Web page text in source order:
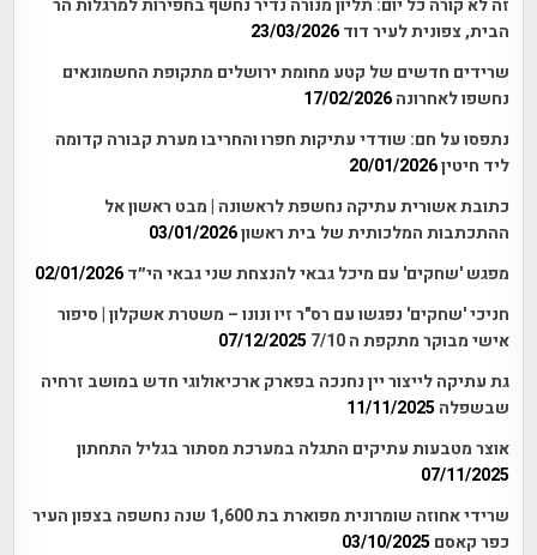
זה לא קורה כל יום: תליון מנורה נדיר נחשף בחפירות למרגלות הר
הבית, צפונית לעיר דוד 23/03/2026
שרידים חדשים של קטע מחומת ירושלים מתקופת החשמונאים
נחשפו לאחרונה 17/02/2026
נתפסו על חם: שודדי עתיקות חפרו והחריבו מערת קבורה קדומה
ליד חיטין20/01/2026
כתובת אשורית עתיקה נחשפת לראשונה | מבט ראשון אל
ההתכתבות המלכותית של בית ראשון03/01/2026
מפגש 'שחקים' עם מיכל גבאי להנצחת שני גבאי הי״ד 02/01/2026
חניכי 'שחקים' נפגשו עם רס"ר זיו ונונו – משטרת אשקלון | סיפור
אישי מבוקר מתקפת ה 7/10
07/12/2025
גת עתיקה לייצור יין נחנכה בפארק ארכיאולוגי חדש במושב זרחיה
שבשפלה 11/11/2025
אוצר מטבעות עתיקים התגלה במערכת מסתור בגליל התחתון
07/11/2025
שרידי אחוזה שומרונית מפוארת בת 1,600 שנה נחשפה בצפון העיר
כפר קאסם 03/10/2025